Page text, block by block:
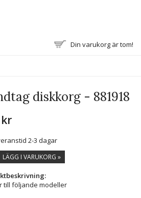
Din varukorg är tom!
diskkorg - 881918
2-3 dagar
LÄGG I VARUKORG »
till följande modeller